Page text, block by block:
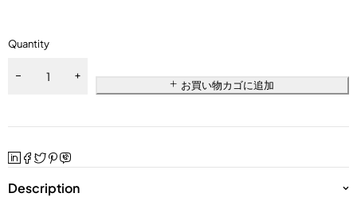
Quantity
お買い物カゴに追加
Description